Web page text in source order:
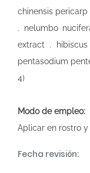
chinensis
. nelumbo
extract .
pentasodium
4)
Modo de empleo:
Aplicar en rostro y
Fecha revisión: